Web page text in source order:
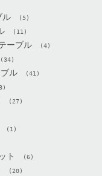
ル (5)
(11)
ーブル (4)
(34)
ル (41)
(27)
(1)
ト (6)
(20)